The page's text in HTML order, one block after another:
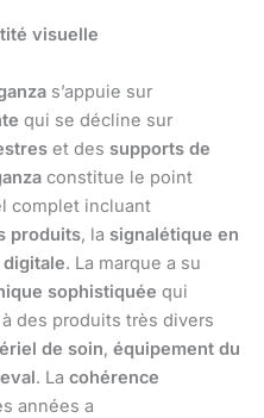
visuelle
s’appuie sur
qui se décline sur
et des supports de
constitue le point
complet incluant
produits, la signalétique en
. La marque a su
sophistiquée qui
des produits très divers
de soin, équipement du
. La cohérence
années a